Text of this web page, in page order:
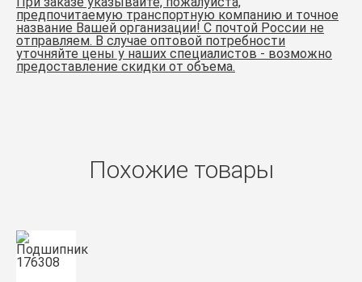
предпочитаемую транспортную компанию и точное
название Вашей организации! С почтой России не
отправляем. В случае оптовой потребности
уточняйте цены у наших специалистов - возможно
предоставление скидки от объема.
Похожие товары